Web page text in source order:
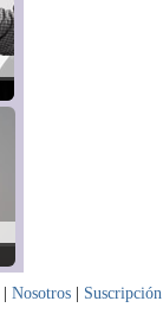
Nosotros Suscripción